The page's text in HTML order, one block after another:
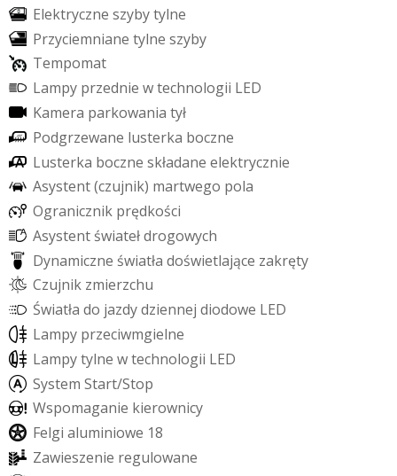
Elektryczne szybytylne
Przyciemniane tylne szyby
Tempomat
Lampy przednie wtechnologii LED
Kamera parkowania tył
Podgrzewane lusterka boczne
Lusterka boczne składane elektrycznie
Asystent(czujnik) martwego pola
Ogranicznik prędkości
Asystent światełdrogowych
Dynamiczne światła doświetlające zakręty
Czujnik zmierzchu
Światła do jazdydziennej diodowe LED
Lampy przeciwmgielne
Lampytylne wtechnologii LED
System Start/Stop
Wspomaganie kierownicy
Felgi aluminiowe 18
Zawieszenie regulowane